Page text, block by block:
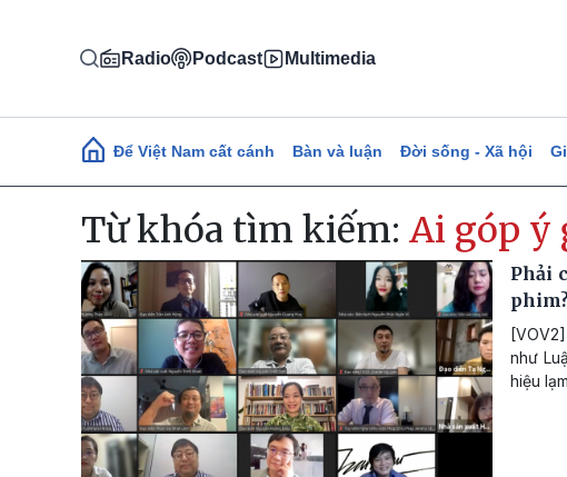
Radio Podcast Multimedia
Main navigation
Để Việt Nam cất cánh Bàn và luận Đời sống - Xã hội
Từ khóa tìm kiếm: Ai góp ý
Phải
như
hiệu